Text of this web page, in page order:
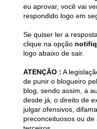
eu aprovar, você vai
respondido logo em
Se quiser ler a
clique na opção
logo abaixo de sair.
ATENÇÃO : A
de punir o blogueiro
blog, sendo assim, a
desde já, o direito de
julgar ofensivos,
preconceituosos ou